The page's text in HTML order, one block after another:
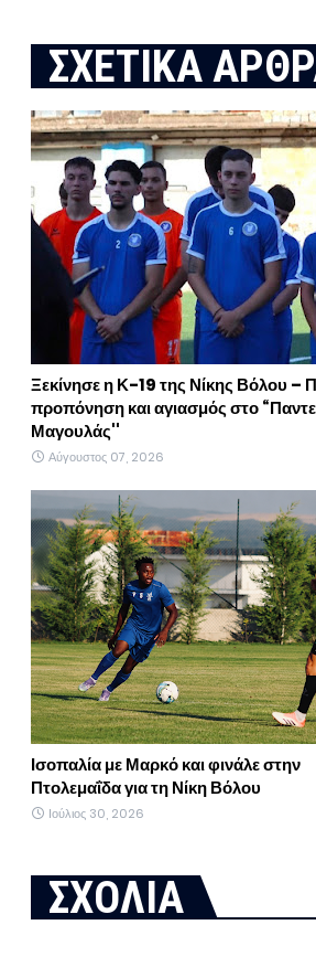
ΣΧΕΤΙΚΑ
Ξεκίνησε η Κ-19 της Νίκης Βόλου –
προπόνηση και αγιασμός στο
Μαγουλάς''
Αύγουστος 07, 2026
Ισοπαλία με Μαρκό και φινάλε στην
Πτολεμαΐδα για τη Νίκη Βόλου
Ιούλιος 30, 2026
ΣΧΟΛΙΑ